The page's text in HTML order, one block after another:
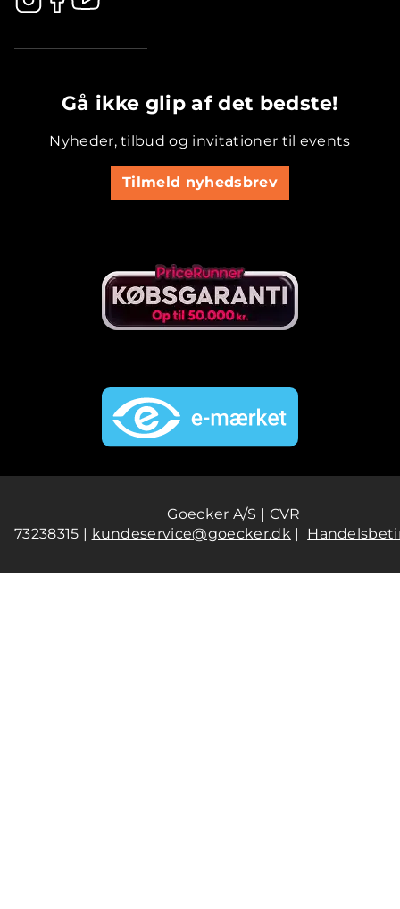
Gå ikke glip af det bedste!
Nyheder, tilbud og invitationer til events
Tilmeld nyhedsbrev
Goecker A/S | CVR
73238315 | kundeservice@goecker.dk |